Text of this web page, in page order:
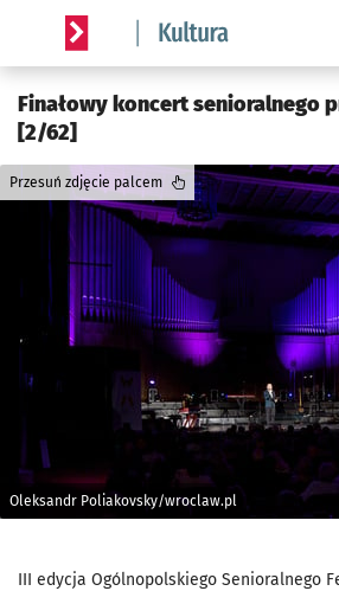
Serwis informacyjny wroclaw.pl
Finałowy koncert senioralnego
[2/62]
Oleksandr Poliakovsky/wroclaw.pl
Przesuń zdjęcie palcem
III edycja Ogólnopolskiego Senioralnego